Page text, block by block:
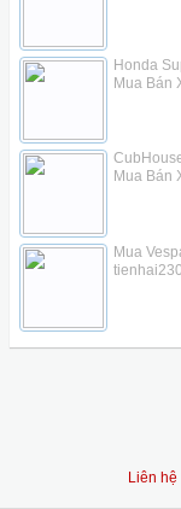
Honda
Mua Bán
Mua Bán
Mua
Liên hệ